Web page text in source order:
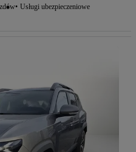
Usługi ubezpieczeniowe